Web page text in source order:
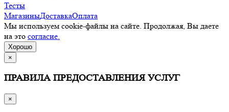
Тесты
МагазиныДоставкаОплата
Мы используем cookie-файлы на сайте. Продолжая, Вы даете
на это согласие.
Хорошо
×
ПРАВИЛА ПРЕДОСТАВЛЕНИЯ УСЛУГ
×